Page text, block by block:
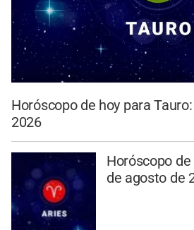
Horóscopo de hoy para
2026
Horóscopo
de agosto de